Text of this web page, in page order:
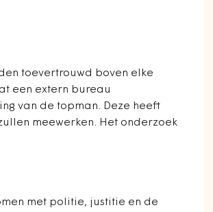
toevertrouwd boven elke
een extern bureau
van de topman. Deze heeft
meewerken. Het onderzoek
met politie, justitie en de